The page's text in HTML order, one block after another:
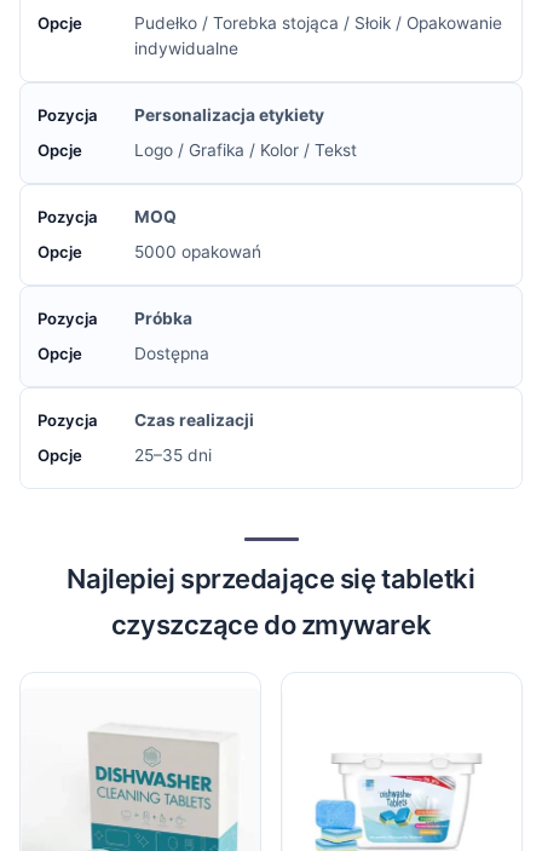
Pudełko / Torebka stojąca / Słoik / Opakowanie
indywidualne
Personalizacja etykiety
Logo / Grafika / Kolor / Tekst
MOQ
5000 opakowań
Próbka
Dostępna
Czas realizacji
25–35 dni
Najlepiej sprzedające się tabletki
czyszczące do zmywarek